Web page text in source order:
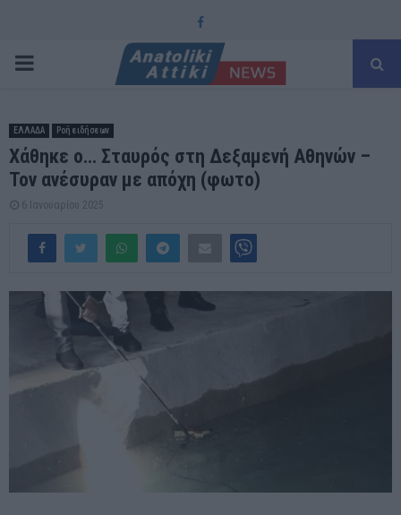
Facebook
PRIMARY
ΕΛΛΑΔΑ Ροή ειδήσεων
Χάθηκε ο… Σταυρός στη Δεξαμενή Αθηνών –
Τον ανέσυραν με απόχη (φωτο)
6 Ιανουαρίου 2025